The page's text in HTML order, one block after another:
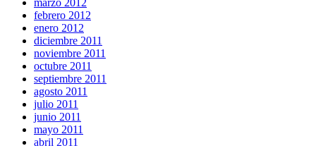
febrero 2012
enero 2012
diciembre 2011
noviembre 2011
octubre 2011
septiembre 2011
agosto 2011
julio 2011
junio 2011
mayo 2011
abril 2011